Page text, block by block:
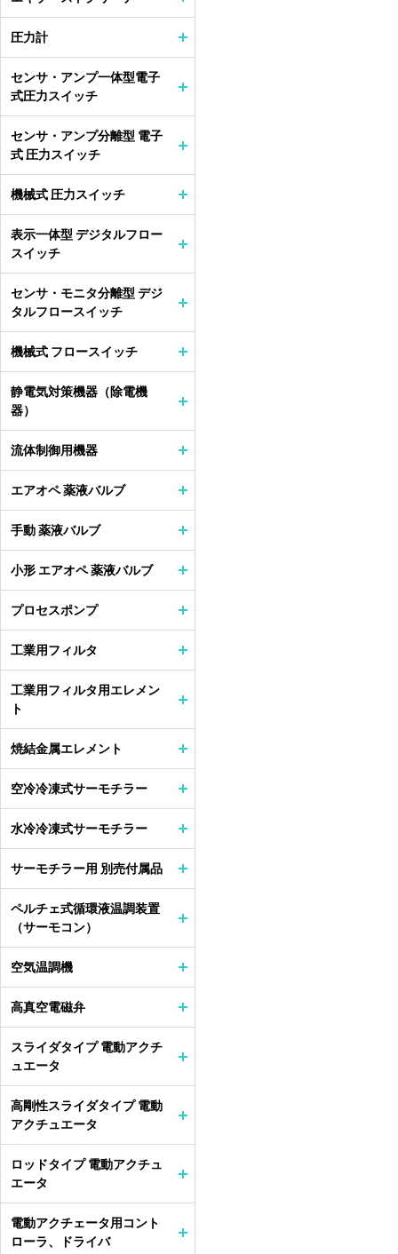
圧力計
センサ・アンプ一体型電子
式圧力スイッチ
センサ・アンプ分離型 電子
式 圧力スイッチ
機械式 圧力スイッチ
表示一体型 デジタルフロー
スイッチ
センサ・モニタ分離型 デジ
タルフロースイッチ
機械式 フロースイッチ
静電気対策機器（除電機
器）
流体制御用機器
エアオペ 薬液バルブ
手動 薬液バルブ
小形 エアオペ 薬液バルブ
プロセスポンプ
工業用フィルタ
工業用フィルタ用エレメン
ト
焼結金属エレメント
空冷冷凍式サーモチラー
水冷冷凍式サーモチラー
サーモチラー用 別売付属品
ペルチェ式循環液温調装置
（サーモコン）
空気温調機
高真空電磁弁
スライダタイプ 電動アクチ
ュエータ
高剛性スライダタイプ 電動
アクチュエータ
ロッドタイプ 電動アクチュ
エータ
電動アクチェータ用コント
ローラ、ドライバ